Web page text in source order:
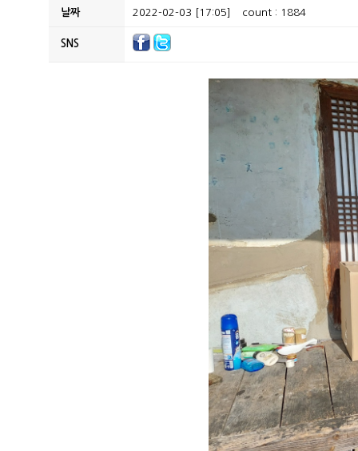
날짜 2022-02-03 [17:05] count : 1884
SNS